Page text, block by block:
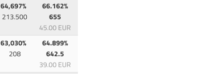
64,697%
213.500
66.162%
655
45.00 EUR
63,030%
208
64.899%
642.5
39.00 EUR